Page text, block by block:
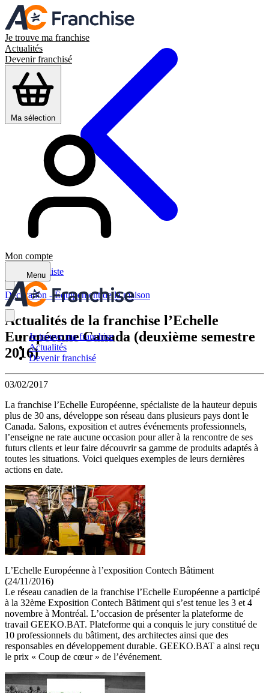
Je trouve ma franchise
Actualités
Devenir franchisé
Ma sélection
Mon compte
Menu
Je trouve ma franchise
Actualités
Devenir franchisé
Retour à la liste
Décoration - Équipement de la maison
Actualités de la franchise l’Echelle
Européenne Canada (deuxième semestre
2016)
03/02/2017
La franchise l’Echelle Européenne, spécialiste de la hauteur depuis
plus de 30 ans, développe son réseau dans plusieurs pays dont le
Canada. Salons, exposition et autres événements professionnels,
l’enseigne ne rate aucune occasion pour aller à la rencontre de ses
futurs clients et leur faire découvrir sa gamme de produits adaptés à
toutes les situations. Voici quelques exemples de leurs dernières
actions en date.
L’Echelle Européenne à l’exposition Contech Bâtiment
(24/11/2016)
Le réseau canadien de la franchise l’Echelle Européenne a participé
à la 32ème Exposition Contech Bâtiment qui s’est tenue les 3 et 4
novembre à Montréal. L’occasion de présenter la plateforme de
travail GEEKO.BAT. Plateforme qui a conquis le jury constitué de
10 professionnels du bâtiment, des architectes ainsi que des
responsables en développement durable. GEEKO.BAT a ainsi reçu
le prix « Coup de cœur » de l’événement.